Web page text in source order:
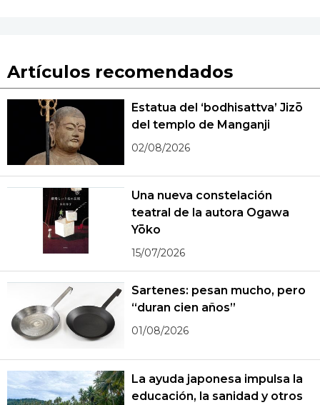
Artículos recomendados
Estatua del ‘bodhisattva’ Jizō
del templo de Manganji
02/08/2026
Una nueva constelación
teatral de la autora Ogawa
Yōko
15/07/2026
Sartenes: pesan mucho, pero
“duran cien años”
01/08/2026
La ayuda japonesa impulsa la
educación, la sanidad y otros